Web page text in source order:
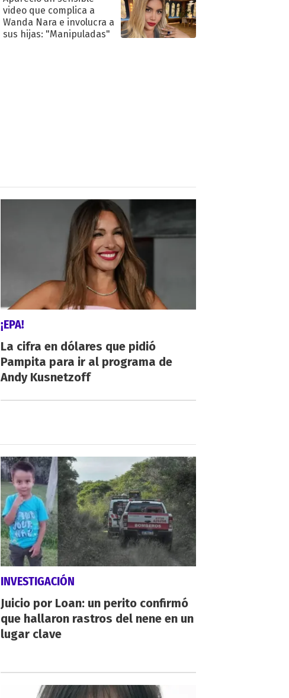
video que complica a
Wanda Nara e involucra a
sus hijas: "Manipuladas"
¡EPA!
La cifra en dólares que pidió
Pampita para ir al programa de
Andy Kusnetzoff
INVESTIGACIÓN
Juicio por Loan: un perito confirmó
que hallaron rastros del nene en un
lugar clave